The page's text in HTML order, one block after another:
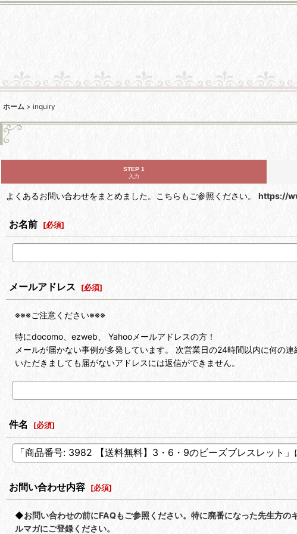
ホーム > inquiry
STEP 1
入力
よくあるお問い合わせをまとめました。こちらもご参照ください。 https://
お名前 [必須]
メールアドレス [必須]
※※※ご注意ください※※※
特にdocomo、ezweb、 Yahooメールアドレスの方！
メールが届かない事例が多発しています。 次営業日の24時間以内に何の
いただきましても届がないアドレスには返信ができません。
件名 [必須]
お問い合わせ内容 [必須]
◆お問い合わせの前にFAQもご参照ください。特に廃番になった先生方
ルマガにご登録ください。